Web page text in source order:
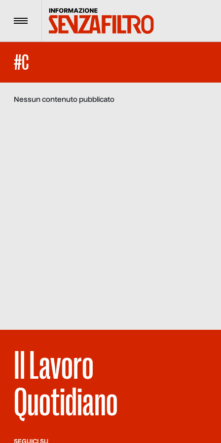
Menu
#C
Nessun contenuto pubblicato
Il Lavoro
Quotidiano